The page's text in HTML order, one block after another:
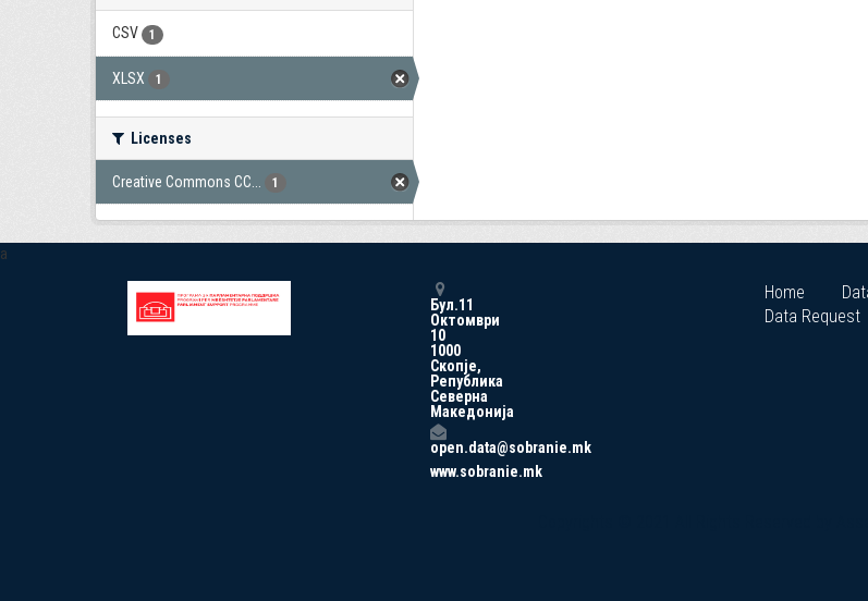
CSV 1
XLSX 1
Licenses
Creative Commons CC... 1
a
Бул.11
Октомври
10
1000
Скопје,
Република
Северна
Македонија
open.data@sobranie.mk
www.sobranie.mk
Home
Data Request